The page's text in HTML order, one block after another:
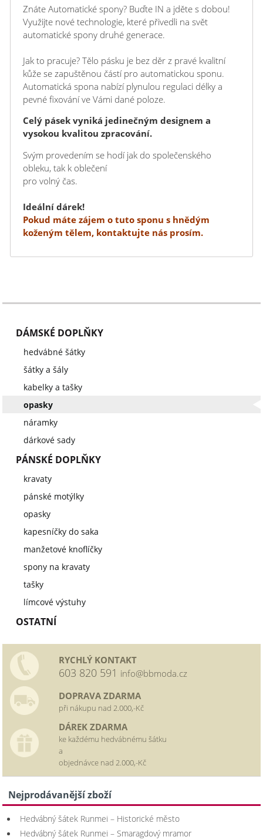
Znáte Automatické spony? Buďte IN a jděte s dobou!
Využijte nové technologie, které přivedli na svět
automatické spony druhé generace.
Jak to pracuje? Tělo pásku je bez děr z pravé kvalitní
kůže se zapuštěnou částí pro automatickou sponu.
Automatická spona nabízí plynulou regulaci délky a
pevné fixování ve Vámi dané poloze.
Celý pásek vyniká jedinečným designem a
vysokou kvalitou zpracování.
Svým provedením se hodí jak do společenského
obleku, tak k oblečení
pro volný čas.
Ideální dárek!
Pokud máte zájem o tuto sponu s hnědým
koženým tělem, kontaktujte nás prosím.
DÁMSKÉ DOPLŇKY
hedvábné šátky
šátky a šály
kabelky a tašky
opasky
náramky
dárkové sady
PÁNSKÉ DOPLŇKY
kravaty
pánské motýlky
opasky
kapesníčky do saka
manžetové knoflíčky
spony na kravaty
tašky
límcové výstuhy
OSTATNÍ
RYCHLÝ KONTAKT
603 820 591 info@bbmoda.cz
DOPRAVA ZDARMA
při nákupu nad 2.000,-Kč
DÁREK ZDARMA
ke každému hedvábnému šátku
a
objednávce nad 2.000,-Kč
Nejprodávanější zboží
Hedvábný šátek Runmei – Historické město
Hedvábný šátek Runmei – Smaragdový mramor